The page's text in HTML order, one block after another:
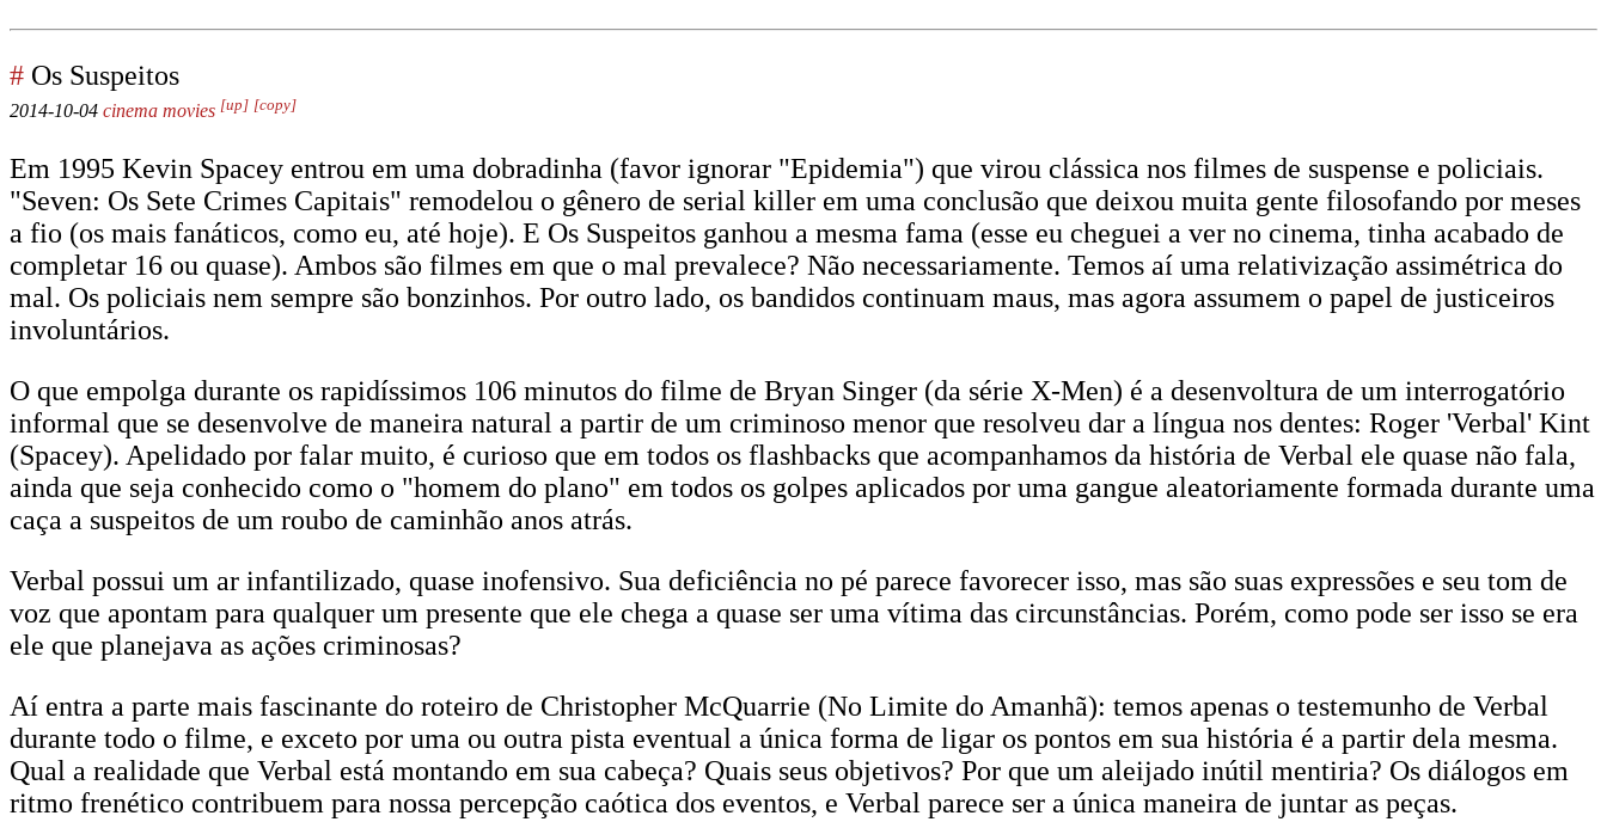
# Os Suspeitos
2014-10-04 cinema movies [up] [copy]
Em 1995 Kevin Spacey entrou em uma dobradinha (favor ignorar "Epidemia") que virou clássica nos filmes de suspense e policiais.
"Seven: Os Sete Crimes Capitais" remodelou o gênero de serial killer em uma conclusão que deixou muita gente filosofando por meses
a fio (os mais fanáticos, como eu, até hoje). E Os Suspeitos ganhou a mesma fama (esse eu cheguei a ver no cinema, tinha acabado de
completar 16 ou quase). Ambos são filmes em que o mal prevalece? Não necessariamente. Temos aí uma relativização assimétrica do
mal. Os policiais nem sempre são bonzinhos. Por outro lado, os bandidos continuam maus, mas agora assumem o papel de justiceiros
involuntários.
O que empolga durante os rapidíssimos 106 minutos do filme de Bryan Singer (da série X-Men) é a desenvoltura de um interrogatório
informal que se desenvolve de maneira natural a partir de um criminoso menor que resolveu dar a língua nos dentes: Roger 'Verbal' Kint
(Spacey). Apelidado por falar muito, é curioso que em todos os flashbacks que acompanhamos da história de Verbal ele quase não fala,
ainda que seja conhecido como o "homem do plano" em todos os golpes aplicados por uma gangue aleatoriamente formada durante uma
caça a suspeitos de um roubo de caminhão anos atrás.
Verbal possui um ar infantilizado, quase inofensivo. Sua deficiência no pé parece favorecer isso, mas são suas expressões e seu tom de
voz que apontam para qualquer um presente que ele chega a quase ser uma vítima das circunstâncias. Porém, como pode ser isso se era
ele que planejava as ações criminosas?
Aí entra a parte mais fascinante do roteiro de Christopher McQuarrie (No Limite do Amanhã): temos apenas o testemunho de Verbal
durante todo o filme, e exceto por uma ou outra pista eventual a única forma de ligar os pontos em sua história é a partir dela mesma.
Qual a realidade que Verbal está montando em sua cabeça? Quais seus objetivos? Por que um aleijado inútil mentiria? Os diálogos em
ritmo frenético contribuem para nossa percepção caótica dos eventos, e Verbal parece ser a única maneira de juntar as peças.